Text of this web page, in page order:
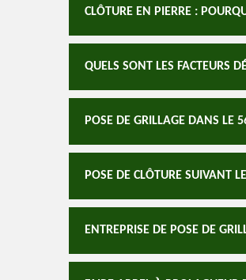
CLÔTURE EN PIERRE :
QUELS SONT LES FACTEURS
POSE DE GRILLAGE DANS LE
POSE DE CLÔTURE SUIVANT
ENTREPRISE DE POSE DE